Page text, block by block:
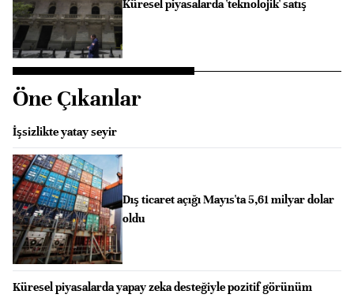
Küresel piyasalarda 'teknolojik' satış
Öne Çıkanlar
İşsizlikte yatay seyir
Dış ticaret açığı Mayıs'ta 5,61 milyar dolar
oldu
Küresel piyasalarda yapay zeka desteğiyle pozitif görünüm